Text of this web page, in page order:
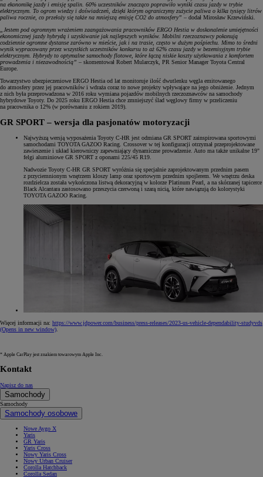
na ekonomikę jazdy i emisję spalin. 60% uczestników znacząco poprawiło wyniki czasu jazdy w trybie
elektrycznym. To ogrom wiedzy i doświadczeń, dzięki którym ograniczymy zużycie paliwa o kilka tysięcy litrów
paliwa rocznie, co przełoży się także na mniejszą emisję CO2 do atmosfery” – dodał Mirosław Krzewiński.
„Jestem pod ogromnym wrażeniem zaangażowania pracowników ERGO Hestia w doskonalenie umiejętności
ekonomicznej jazdy hybrydą i uzyskiwanie jak najlepszych wyników. Mobilni rzeczoznawcy pokonują
codziennie ogromne dystanse zarówno w mieście, jak i na trasie, często w dużym pośpiechu. Mimo to średni
wynik wypracowany przez wszystkich uczestników konkursu to aż 62% czasu jazdy w bezemisyjnym trybie
elektrycznym. Hybrydy to optymalne samochody flotowe, które łączą niskie koszty użytkowania z komfortem
prowadzenia i niezawodnością” – skomentował Robert Mularczyk, PR Senior Manager Toyota Central
Europe.
Towarzystwo ubezpieczeniowe ERGO Hestia od lat monitoruje ilość dwutlenku węgla emitowanego
do atmosfery przez jej pracowników i wdraża coraz to nowe projekty wpływające na jego obniżenie. Jednym
z nich była przeprowadzona w 2016 roku wymiana pojazdów mobilnych rzeczoznawców na samochody
hybrydowe Toyoty. Do 2025 roku ERGO Hestia chce zmniejszyć ślad węglowy firmy w przeliczeniu
na pracownika o 12% (w porównaniu z rokiem 2019).
GR SPORT – wersja dla pasjonatów motoryzacji
Najwyższą wersją wyposażenia Toyoty C-HR jest odmiana GR SPORT zainspirowana sportowymi
samochodami TOYOTA GAZOO Racing. Crossover w tej konfiguracji otrzymał przeprojektowane
zawieszenie i układ kierowniczy zapewniający dynamiczne prowadzenie. Auto ma także unikalne 19"
felgi aluminiowe GR SPORT z oponami 225/45 R19.
Nadwozie Toyoty C-HR GR SPORT wyróżnia się specjalnie zaprojektowanym przednim pasem
z przyciemnionym wnętrzem kloszy lamp oraz sportowym przednim spojlerem. We wnętrzu deska
rozdzielcza została wykończona listwą dekoracyjną w kolorze Platinum Pearl, a na skórzanej tapicerce
Black Alcantara zastosowano przeszycia czerwoną i szarą nicią, które nawiązują do kolorystyki
TOYOTA GAZOO Racing.
Więcej informacji na: https://www.jdpower.com/business/press-releases/2023-us-vehicle-dependability-studyvds
(Opens in new window)
* Apple CarPlay jest znakiem towarowym Apple Inc.
Kontakt
Napisz do nas
Samochody
Samochody
Samochody osobowe
Nowe Aygo X
Yaris
GR Yaris
Yaris Cross
Nowy Yaris Cross
Nowy Urban Cruiser
Corolla Hatchback
Corolla Sedan